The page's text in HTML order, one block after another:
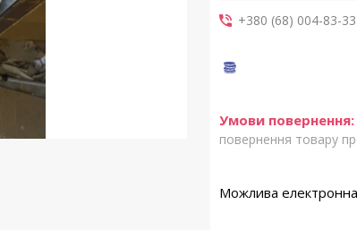
+380 (68) 004-83-33
повернення товару